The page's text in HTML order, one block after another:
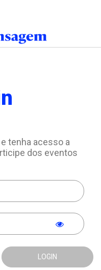
tenha acesso a
dos eventos
LOGIN